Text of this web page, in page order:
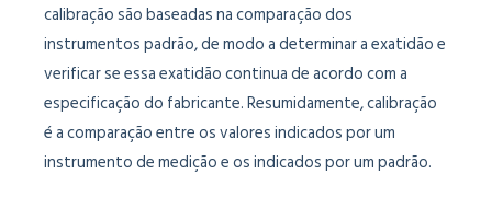
calibração são baseadas na comparação dos
instrumentos padrão, de modo a determinar a exatidão e
verificar se essa exatidão continua de acordo com a
especificação do fabricante. Resumidamente, calibração
é a comparação entre os valores indicados por um
instrumento de medição e os indicados por um padrão.